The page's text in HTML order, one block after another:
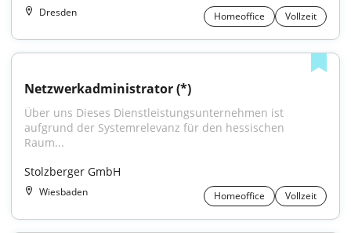
Dresden Homeoffice Vollzeit
Netzwerkadministrator (*)
Über uns Dieses Dienstleistungsunternehmen ist
aufgrund der Systemrelevanz für den hessischen
Raum...
Stolzberger GmbH
Wiesbaden Homeoffice Vollzeit